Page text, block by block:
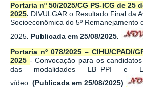
Portaria nº 50/2025/CG PS-ICG de 25
2025. DIVULGAR o Resultado Final da
Socioeconômica do 5º Remanejamento
2025. Publicada em 25/08/2025.
Portaria nº 078/2025 – CIHU/CPADI/
2025 - Convocação para os
das modalidades LB_PPI e
vídeo. (Publicada em 25/08/2025)